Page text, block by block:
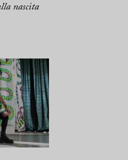
nascita